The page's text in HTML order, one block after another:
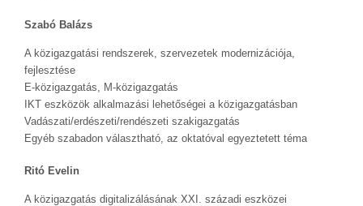
Szabó Balázs
A közigazgatási rendszerek, szervezetek modernizációja,
fejlesztése
E-közigazgatás, M-közigazgatás
IKT eszközök alkalmazási lehetőségei a közigazgatásban
Vadászati/erdészeti/rendészeti szakigazgatás
Egyéb szabadon választható, az oktatóval egyeztetett téma
Ritó Evelin
A közigazgatás digitalizálásának XXI. századi eszközei